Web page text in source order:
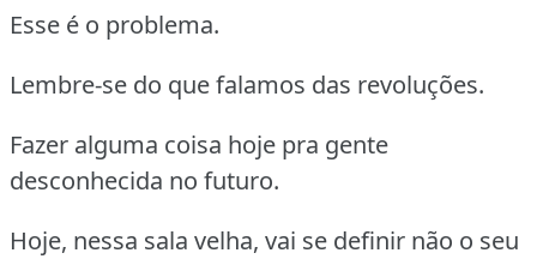
Esse é o problema.
Lembre-se do que falamos das revoluções.
Fazer alguma coisa hoje pra gente
desconhecida no futuro.
Hoje, nessa sala velha, vai se definir não o seu